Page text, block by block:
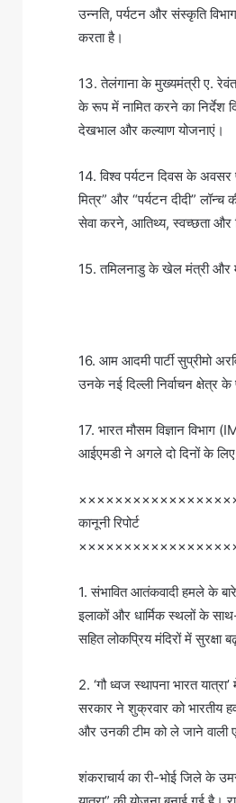
उन्नति, पर्यटन और संस्कृति
करता है।
13. तेलंगाना के मुख्यमंत्री ए. रेवंत
के रूप में नामित करने का निर्देश
देखभाल और कल्याण योजनाएं।
14. विश्व पर्यटन दिवस के अवसर
मित्र” और “पर्यटन दीदी”
सेवा करने, आतिथ्य, स्वच्छता और
15. तमिलनाडु के खेल मंत्री और
16. आम आदमी पार्टी सुप्रीमो
उनके नई दिल्ली निर्वाचन क्षेत्र
17. भारत मौसम विज्ञान विभाग
आईएमडी ने अगले दो दिनों के लिए
कानूनी रिपोर्ट
1. संभावित आतंकवादी हमले के
इलाकों और धार्मिक स्थलों के
सहित लोकप्रिय मंदिरों में सुरक्षा
2. ‘गौ ध्वज स्थापना भारत
सरकार ने शुक्रवार को भारतीय
और उनकी टीम को ले जाने वाली
शंकराचार्य का री-भोई जिले के